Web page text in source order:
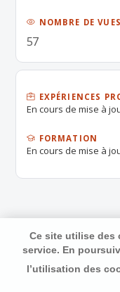
NOMBRE DE VUES
57
EXPÉRIENCES
En cours de mise à
FORMATION
En cours de mise à
Ce site utilise des
service. En
l’utilisation des